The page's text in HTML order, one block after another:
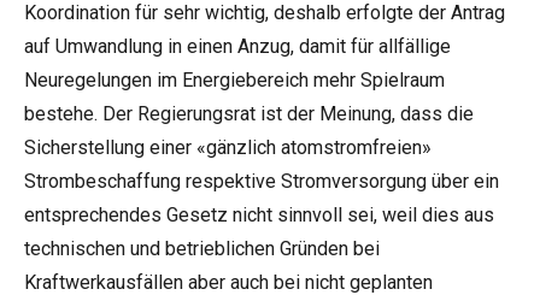
Koordination für sehr wichtig, deshalb erfolgte der Antrag
auf Umwandlung in einen Anzug, damit für allfällige
Neuregelungen im Energiebereich mehr Spielraum
bestehe. Der Regierungsrat ist der Meinung, dass die
Sicherstellung einer «gänzlich atomstromfreien»
Strombeschaffung respektive Stromversorgung über ein
entsprechendes Gesetz nicht sinnvoll sei, weil dies aus
technischen und betrieblichen Gründen bei
Kraftwerkausfällen aber auch bei nicht geplanten